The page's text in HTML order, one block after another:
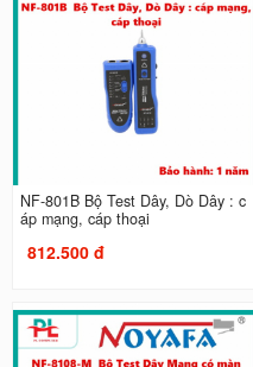
NF-801B Bộ Test Dây, Dò Dây : c
áp mạng, cáp thoại
812.500 đ